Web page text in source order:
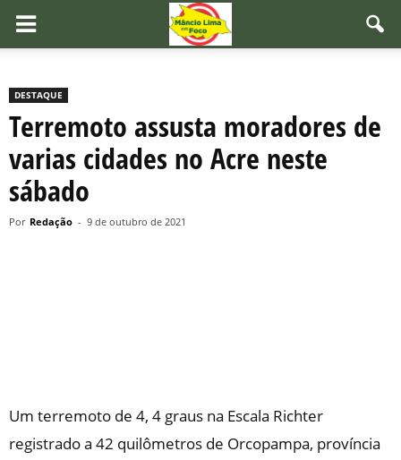
DESTAQUE
Terremoto assusta moradores de
varias cidades no Acre neste
sábado
Por Redação - 9 de outubro de 2021
Um terremoto de 4, 4 graus na Escala Richter
registrado a 42 quilômetros de Orcopampa, província